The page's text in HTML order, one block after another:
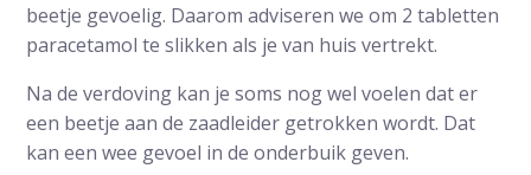
beetje gevoelig. Daarom adviseren we om 2 tabletten
paracetamol te slikken als je van huis vertrekt.
Na de verdoving kan je soms nog wel voelen dat er
een beetje aan de zaadleider getrokken wordt. Dat
kan een wee gevoel in de onderbuik geven.